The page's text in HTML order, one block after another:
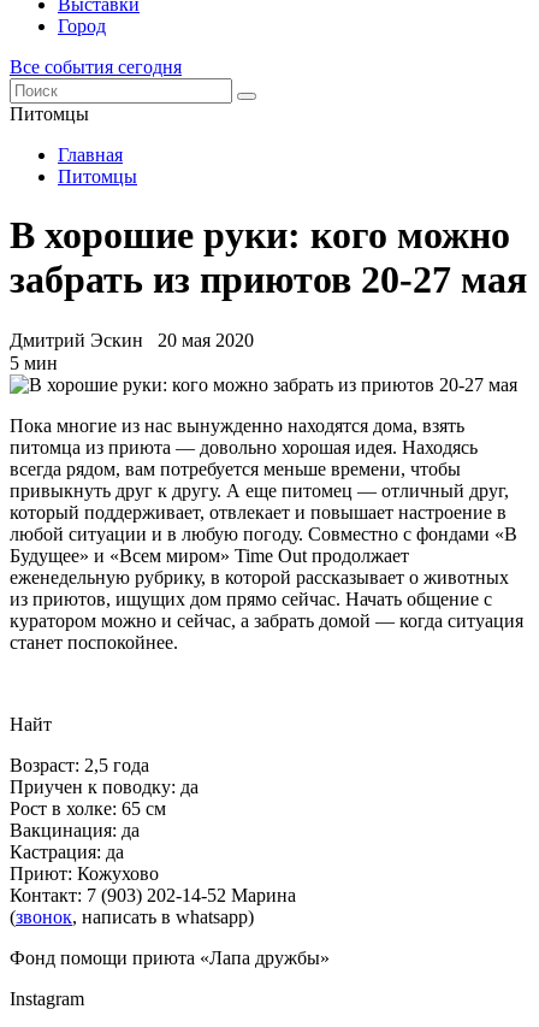
Выставки
Город
Все события сегодня
Питомцы
Главная
Питомцы
В хорошие руки: кого можно
забрать из приютов 20-27 мая
Дмитрий Эскин
20 мая 2020
5 мин
Пока многие из нас вынужденно находятся дома, взять
питомца из приюта — довольно хорошая идея. Находясь
всегда рядом, вам потребуется меньше времени, чтобы
привыкнуть друг к другу. А еще питомец — отличный друг,
который поддерживает, отвлекает и повышает настроение в
любой ситуации и в любую погоду. Совместно с фондами «В
Будущее» и «Всем миром» Time Out продолжает
еженедельную рубрику, в которой рассказывает о животных
из приютов, ищущих дом прямо сейчас. Начать общение с
куратором можно и сейчас, а забрать домой — когда ситуация
станет поспокойнее.
Найт
Возраст: 2,5 года
Приучен к поводку: да
Рост в холке: 65 см
Вакцинация: да
Кастрация: да
Приют: Кожухово
Контакт: 7 (903) 202-14-52 Марина
(звонок, написать в whatsapp)
Фонд помощи приюта «Лапа дружбы»
Instagram